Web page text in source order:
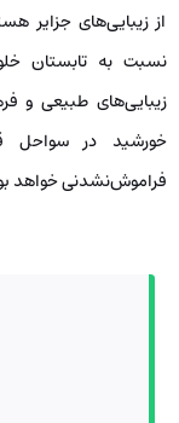
از زیبایی‌های جزایر
نسبت به تابستان
زیبایی‌های طبیعی و
خورشید در سواحل
فراموش‌نشدنی خواهد